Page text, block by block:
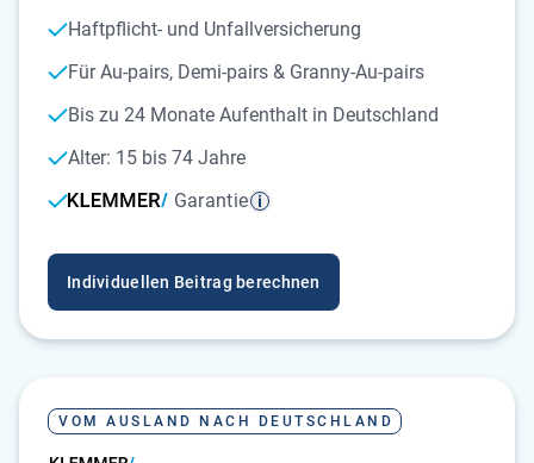
Haftpflicht- und Unfallversicherung
Für Au-pairs, Demi-pairs & Granny-Au-pairs
Bis zu 24 Monate Aufenthalt in Deutschland
Alter: 15 bis 74 Jahre
Garantie
Individuellen Beitrag berechnen
VOM AUSLAND NACH DEUTSCHLAND